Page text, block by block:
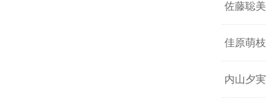
佐藤聡美
佳原萌枝
内山夕実